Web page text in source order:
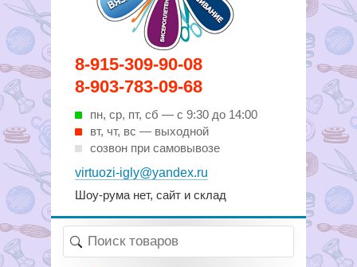
8-915-309-90-08
8-903-783-09-68
пн, ср, пт, cб — с 9:30 до 14:00
вт, чт, вс — выходной
созвон при самовывозе
virtuozi-igly@yandex.ru
Шоу-рума нет, сайт и склад
Вирутозы иглы. Товары для
шитья и рукоделья